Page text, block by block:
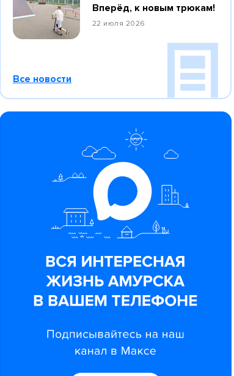
Вперёд, к новым трюкам!
22 июля 2026
Все новости